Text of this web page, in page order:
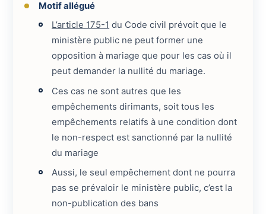
Motif allégué
L’article 175-1 du Code civil prévoit que le
ministère public ne peut former une
opposition à mariage que pour les cas où il
peut demander la nullité du mariage.
Ces cas ne sont autres que les
empêchements dirimants, soit tous les
empêchements relatifs à une condition dont
le non-respect est sanctionné par la nullité
du mariage
Aussi, le seul empêchement dont ne pourra
pas se prévaloir le ministère public, c’est la
non-publication des bans